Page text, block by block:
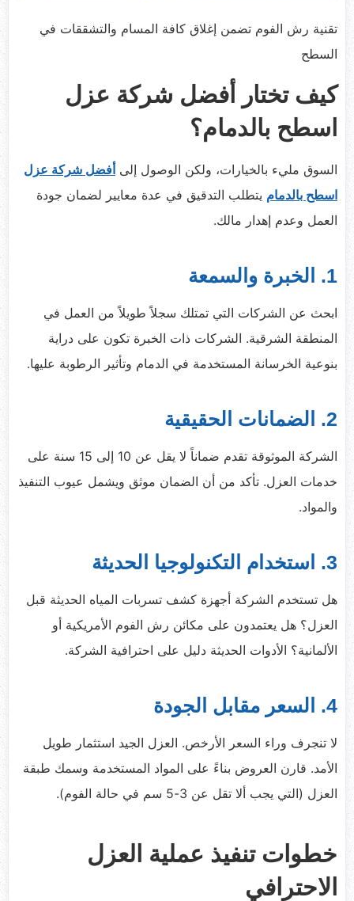
تقنية رش الفوم تضمن إغلاق كافة المسام والتشققات في
السطح
كيف تختار أفضل شركة عزل
اسطح بالدمام؟
السوق مليء بالخيارات، ولكن الوصول إلىأفضل شركة عزل
اسطح بالدمام يتطلب التدقيق في عدة معايير لضمان جودة
العمل وعدم إهدار مالك.
1. الخبرة والسمعة
ابحث عن الشركات التي تمتلك سجلاً طويلاً من العمل في
المنطقة الشرقية. الشركات ذات الخبرة تكون على دراية
بنوعية الخرسانة المستخدمة في الدمام وتأثير الرطوبة عليها.
2. الضمانات الحقيقية
الشركة الموثوقة تقدم ضماناً لا يقل عن 10 إلى 15 سنة على
خدمات العزل. تأكد من أن الضمان موثق ويشمل عيوب التنفيذ
والمواد.
3. استخدام التكنولوجيا الحديثة
هل تستخدم الشركة أجهزة كشف تسربات المياه الحديثة قبل
العزل؟ هل يعتمدون على مكائن رش الفوم الأمريكية أو
الألمانية؟ الأدوات الحديثة دليل على احترافية الشركة.
4. السعر مقابل الجودة
لا تنجرف وراء السعر الأرخص. العزل الجيد استثمار طويل
الأمد. قارن العروض بناءً على المواد المستخدمة وسمك طبقة
العزل (التي يجب ألا تقل عن 3-5 سم في حالة الفوم).
خطوات تنفيذ عملية العزل
الاحترافي